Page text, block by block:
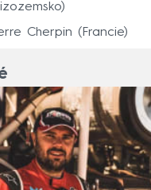
Cherpin (Francie)